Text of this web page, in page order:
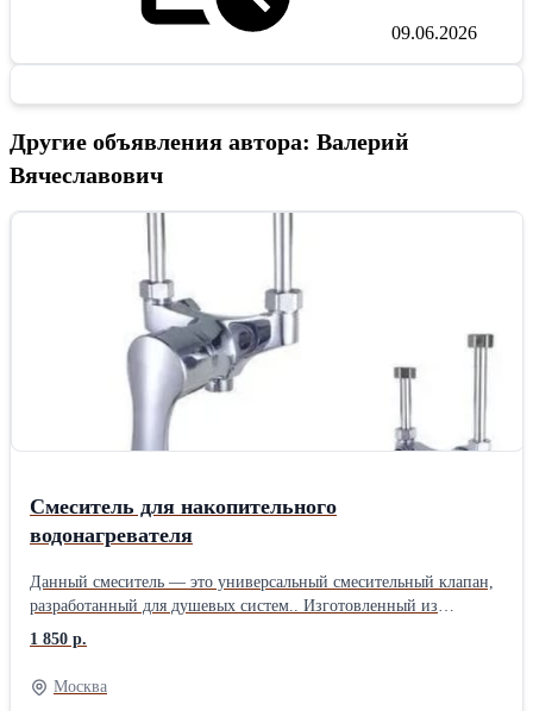
09.06.2026
Другие объявления автора: Валерий
Вячеславович
Смеситель для накопительного
водонагревателя
Данный смеситель — это универсальный смесительный клапан,
разработанный для душевых систем.. Изготовленный из
прочного сплава меди и нержавеющей стали, он обеспечивает
надежную работу и легкий контроль температуры воды.
Рекомендуется устанавливать на водонагреватели объемом от 80
литров.
1 850 р.
Москва